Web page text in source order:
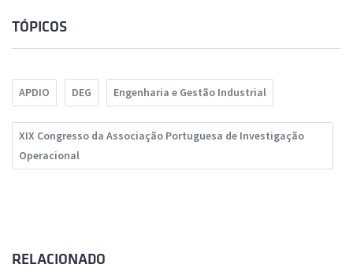
TÓPICOS
APDIO DEG Engenharia e Gestão Industrial
XIX Congresso da Associação Portuguesa de Investigação
Operacional
RELACIONADO